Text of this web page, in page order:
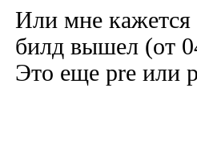
Или мне
билд вышел (от
Это еще pre или